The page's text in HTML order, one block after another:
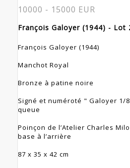
10000 - 15000 EUR
François Galoyer (1944) - Lot
François Galoyer (1944)
Manchot Royal
Bronze à patine noire
Signé et numéroté " Galoyer 1/
queue
Poinçon de l’Atelier Charles
base à l’arrière
87 x 35 x 42 cm